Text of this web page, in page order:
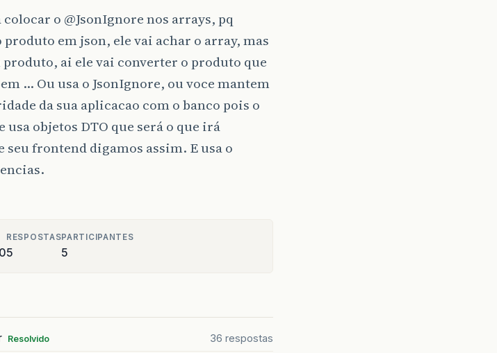
colocar o @JsonIgnorenos arrays, pq
em json, ele vai achar o array, mas
ai ele vai converter o produto que
… Ou usa o JsonIgnore, ou voce mantem
da sua aplicacao com o banco pois o
usa objetos DTO que será o que irá
seu frontend digamos assim. E usa o
RESPOSTAS
5
PARTICIPANTES
5
Resolvido 36 respostas